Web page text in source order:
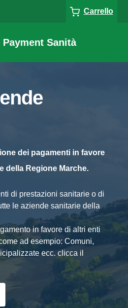
Carrello
Payment Sanità
dei pagamenti in favore
della Regione Marche.
di prestazioni sanitarie o di
le aziende sanitarie della
in favore di altri enti
ad esempio: Comuni,
ecc. clicca il